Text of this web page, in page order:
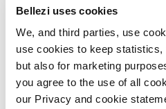
Bellezi uses cookies
We, and third parties, use
use cookies to keep
but also for marketing
you agree to the use of all
our Privacy and cookie
bellezi.nl
Referenties/